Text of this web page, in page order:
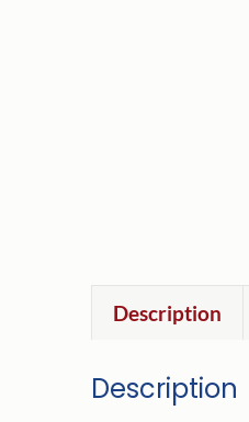
Description
Description